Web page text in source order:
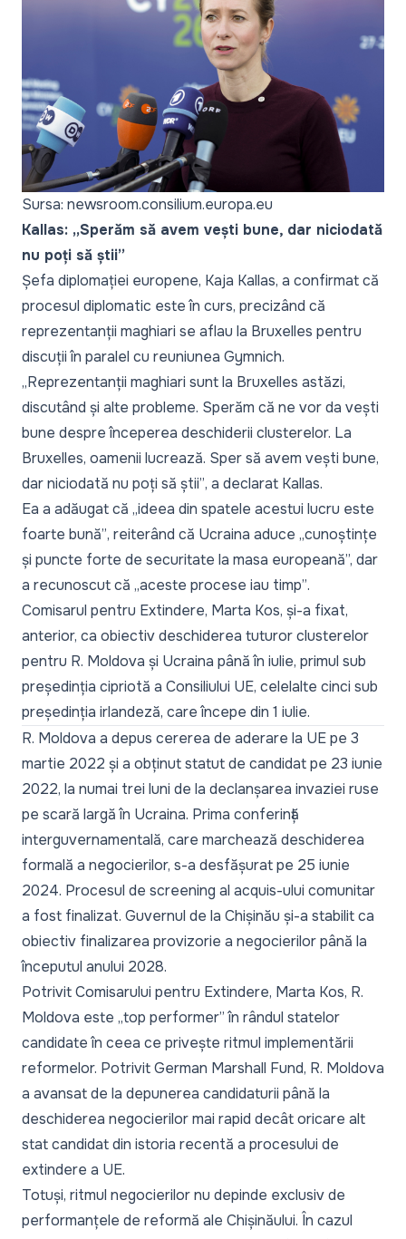
Sursa: newsroom.consilium.europa.eu
Kallas: „Sperăm să avem vești bune, dar niciodată
nu poți să știi”
Șefa diplomației europene, Kaja Kallas, a confirmat că
procesul diplomatic este în curs, precizând că
reprezentanții maghiari se aflau la Bruxelles pentru
discuții în paralel cu reuniunea Gymnich.
„Reprezentanții maghiari sunt la Bruxelles astăzi,
discutând și alte probleme. Sperăm că ne vor da vești
bune despre începerea deschiderii clusterelor. La
Bruxelles, oamenii lucrează. Sper să avem vești bune,
dar niciodată nu poți să știi”, a declarat Kallas.
Ea a adăugat că „ideea din spatele acestui lucru este
foarte bună”, reiterând că Ucraina aduce „cunoștințe
și puncte forte de securitate la masa europeană”, dar
a recunoscut că „aceste procese iau timp”.
Comisarul pentru Extindere, Marta Kos, și-a fixat,
anterior, ca obiectiv deschiderea tuturor clusterelor
pentru R. Moldova și Ucraina până în iulie, primul sub
președinția cipriotă a Consiliului UE, celelalte cinci sub
președinția irlandeză, care începe din 1 iulie.
R. Moldova a depus cererea de aderare la UE pe 3
martie 2022 și a obținut statut de candidat pe 23 iunie
2022, la numai trei luni de la declanșarea invaziei ruse
pe scară largă în Ucraina. Prima conferință
interguvernamentală, care marchează deschiderea
formală a negocierilor, s-a desfășurat pe 25 iunie
2024. Procesul de screening al acquis-ului comunitar
a fost finalizat. Guvernul de la Chișinău și-a stabilit ca
obiectiv finalizarea provizorie a negocierilor până la
începutul anului 2028.
Potrivit Comisarului pentru Extindere, Marta Kos, R.
Moldova este „top performer” în rândul statelor
candidate în ceea ce privește ritmul implementării
reformelor. Potrivit German Marshall Fund, R. Moldova
a avansat de la depunerea candidaturii până la
deschiderea negocierilor mai rapid decât oricare alt
stat candidat din istoria recentă a procesului de
extindere a UE.
Totuși, ritmul negocierilor nu depinde exclusiv de
performanțele de reformă ale Chișinăului. În cazul